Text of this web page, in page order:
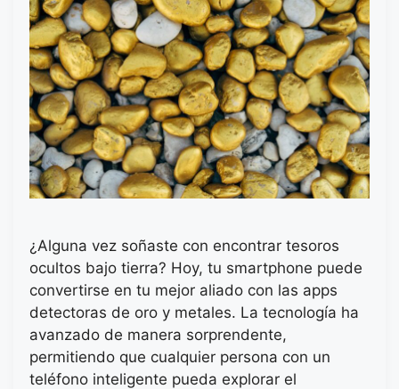
¿Alguna vez soñaste con encontrar tesoros
ocultos bajo tierra? Hoy, tu smartphone puede
convertirse en tu mejor aliado con las apps
detectoras de oro y metales. La tecnología ha
avanzado de manera sorprendente,
permitiendo que cualquier persona con un
teléfono inteligente pueda explorar el